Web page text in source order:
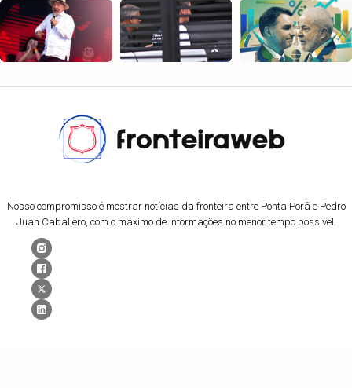
Nosso compromisso é mostrar notícias da fronteira entre Ponta Porã e Pedro
Juan Caballero, com o máximo de informações no menor tempo possível.